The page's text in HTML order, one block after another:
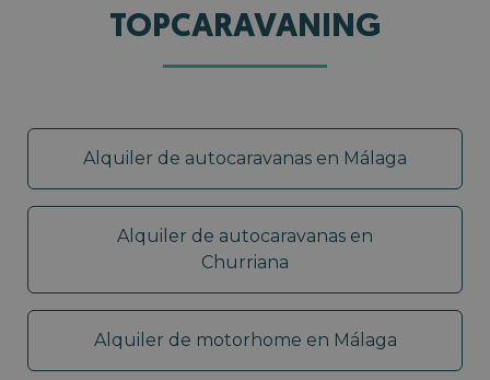
TOPCARAVANING
Alquiler de autocaravanas en Málaga
Alquiler de autocaravanas en
Churriana
Alquiler de motorhome en Málaga